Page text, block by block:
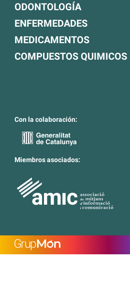
ODONTOLOGÍA
ENFERMEDADES
MEDICAMENTOS
COMPUESTOS QUIMICOS
Con la colaboración:
Miembros asociados: